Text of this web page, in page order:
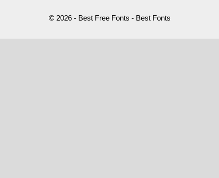
© 2026 - Best Free Fonts - Best Fonts